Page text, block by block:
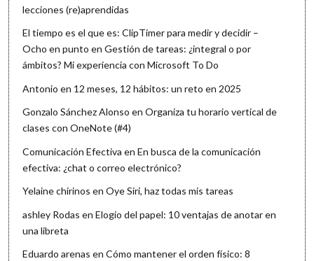
lecciones (re)aprendidas
El tiempo es el que es: ClipTimer para medir y decidir –
Ocho en punto enGestión de tareas: ¿integral o por
ámbitos? Mi experiencia con Microsoft To Do
Antonio en 12 meses, 12 hábitos: un reto en 2025
Gonzalo Sánchez Alonso enOrganiza tu horario vertical de
clases con OneNote (#4)
Comunicación Efectiva enEn busca de la comunicación
efectiva: ¿chat o correo electrónico?
Yelaine chirinos enOye Siri, haz todas mis tareas
ashley Rodas enElogio del papel: 10 ventajas de anotar en
una libreta
Eduardo arenas enCómo mantener el orden físico: 8